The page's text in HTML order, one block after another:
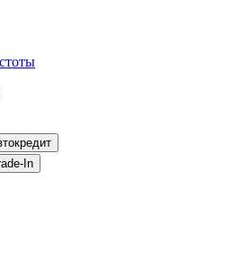
автокредит
In